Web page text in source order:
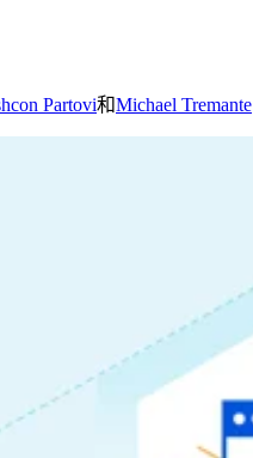
Partovi和Michael Tremante